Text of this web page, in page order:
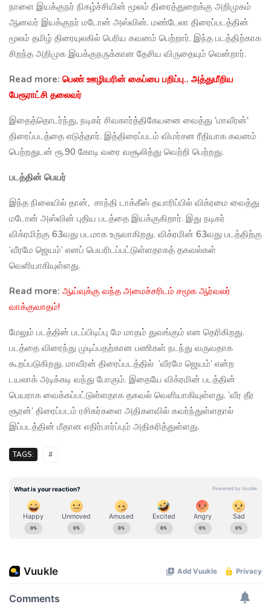
நாளை இயக்குநர் நிகழ்ச்சியின் மூலம் திரைத்துறைக்கு அறிமுகம்
ஆனவர் இயக்குநர் மடோன் அஸ்வின். மண்டேலா திரைப்படத்தின்
மூலம் தமிழ் திரையுலகில் பெரிய கவனம் பெற்றார். இந்த படத்திற்காக
சிறந்த அறிமுக இயக்குநருக்கான தேசிய விருதையும் வென்றார்.
Read more: பெண் ஊழியரின் கைப்பை பறிப்பு.. அத்துமீறிய
பேரூராட்சி தலைவர்
இதைத்தொடர்ந்து, நடிகர் சிவகார்த்திகேயனை வைத்து 'மாவீரன்'
திரைப்படத்தை எடுத்தார். இத்திரைப்படம் விமர்சன ரீதியாக கவனம்
பெற்றதுடன் ரூ.90 கோடி வரை வசூலித்து வெற்றி பெற்றது.
படத்தின் பெயர்
இந்த நிலையில் தான், சாந்தி டாக்கீஸ் தயாரிப்பில் விக்ரமை வைத்து
மடோன் அஸ்வின் புதிய படத்தை இயக்குகிறார். இது நடிகர்
விக்ரமிற்கு 63வது படமாக உருவாகிறது. விக்ரமின் 63வது படத்திற்கு
‘வீரமே ஜெயம்’ எனப் பெயரிடப்பட்டுள்ளதாகத் தகவல்கள்
வெளியாகியுள்ளது.
Read more: ஆய்வுக்கு வந்த அமைச்சரிடம் சமூக ஆர்வலர்
வாக்குவாதம்!
மேலும் படத்தின் படப்பிடிப்பு மே மாதம் துவங்கும் என தெரிகிறது.
படத்தை விரைந்து முடிப்பதற்கான பணிகள் நடந்து வருவதாக
கூறப்படுகிறது. மாவீரன் திரைப்படத்தில் ‘வீரமே ஜெயம்’ என்ற
டயலாக் அடிக்கடி வந்து போகும். இதையே விக்ரமின் படத்தின்
பெயராக வைக்கப்பட்டுள்ளதாக தகவல் வெளியாகியுள்ளது. ‘வீர தீர
சூரன்’ திரைப்படம் ரசிகர்களை அதிகளவில் கவர்ந்துள்ளதால்
இப்படத்தின் மீதான எதிர்பார்ப்பும் அதிகரித்துள்ளது.
TAGS: #